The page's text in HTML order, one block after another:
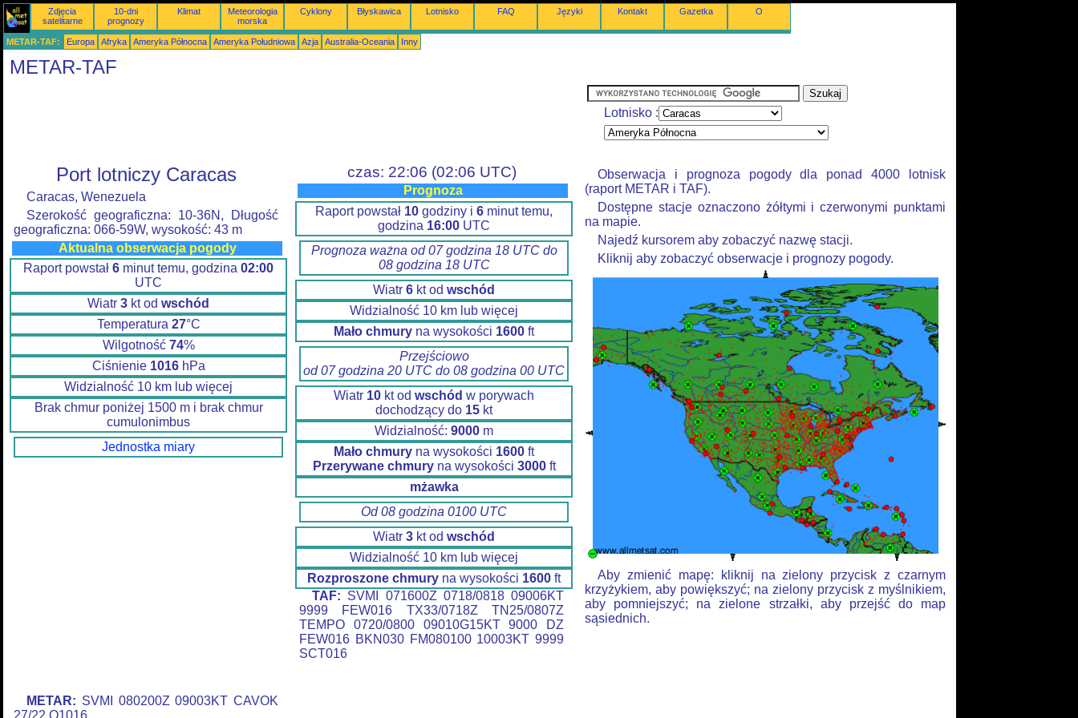
Zdjęcia
satelitarne
10-dni
prognozy
Klimat
Meteorologia
morska
Cyklony Błyskawica Lotnisko FAQ Języki Kontakt Gazetka O
METAR-TAF: Europa Afryka Ameryka Północna Ameryka Południowa Azja Australia-Oceania Inny
METAR-TAF
Lotnisko :
Port lotniczy Caracas
Caracas, Wenezuela
Szerokość geograficzna: 10-36N, Długość
geograficzna: 066-59W, wysokość: 43 m
Aktualna obserwacja pogody
Raport powstał 6 minut temu, godzina 02:00
UTC
Wiatr 3 kt od wschód
Temperatura 27°C
Wilgotność 74%
Ciśnienie 1016hPa
Widzialność 10 km lub więcej
Brak chmur poniżej 1500 m i brak chmur
cumulonimbus
Jednostka miary
METAR: SVMI 080200Z 09003KT CAVOK
czas: 22:06 (02:06 UTC)
Prognoza
Raport powstał 10 godziny i 6 minut temu,
godzina 16:00 UTC
Prognoza ważna od 07 godzina 18 UTC do
08 godzina 18 UTC
Wiatr 6 kt od wschód
Widzialność 10 km lub więcej
Mało chmury na wysokości 1600 ft
Przejściowo
od 07 godzina 20 UTC do 08 godzina 00 UTC
Wiatr 10 kt od wschód w porywach
dochodzący do 15 kt
Widzialność: 9000 m
Mało chmury na wysokości 1600 ft
Przerywane chmuryna wysokości 3000ft
mżawka
Od 08 godzina 0100 UTC
Wiatr 3 kt od wschód
Widzialność 10 km lub więcej
Rozproszone chmury na wysokości 1600 ft
TAF: SVMI 071600Z 0718/0818 09006KT
9999 FEW016 TX33/0718Z TN25/0807Z
TEMPO 0720/0800 09010G15KT 9000 DZ
FEW016 BKN030 FM080100 10003KT 9999
SCT016
Obserwacja i prognoza pogody dla ponad 4000 lotnisk
(raport METAR i TAF).
Dostępne stacje oznaczono żółtymi i czerwonymi punktami
na mapie.
Najedź kursorem aby zobaczyć nazwę stacji.
Kliknij aby zobaczyć obserwacje i prognozy pogody.
Aby zmienić mapę: kliknij na zielony przycisk z czarnym
krzyżykiem, aby powiększyć; na zielony przycisk z myślnikiem,
aby pomniejszyć; na zielone strzałki, aby przejść do map
sąsiednich.